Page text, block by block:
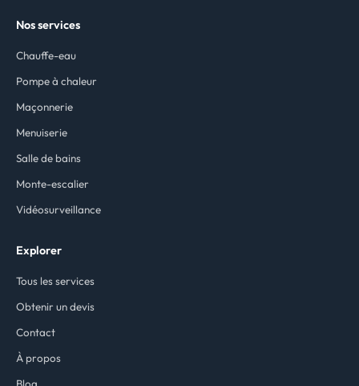
Nos services
Chauffe-eau
Pompe à chaleur
Maçonnerie
Menuiserie
Salle de bains
Monte-escalier
Vidéosurveillance
Explorer
Tous les services
Obtenir un devis
Contact
À propos